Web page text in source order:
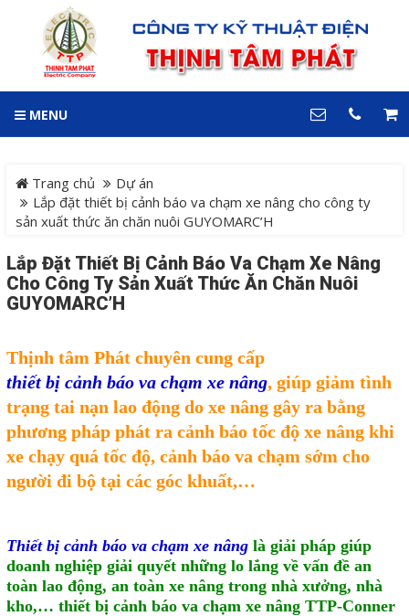
MENU
Trang chủ
Dự án
Lắp đặt thiết bị cảnh báo va chạm xe nâng cho công ty
sản xuất thức ăn chăn nuôi GUYOMARC’H
Lắp Đặt Thiết Bị Cảnh Báo Va Chạm Xe Nâng
Cho Công Ty Sản Xuất Thức Ăn Chăn Nuôi
GUYOMARC’H
Thịnh tâm Phát chuyên cung cấp
thiết bị cảnh báo va chạm xe nâng, giúp giảm tình
trạng tai nạn lao động do xe nâng gây ra bằng
phương pháp phát ra cảnh báo tốc độ xe nâng khi
xe chạy quá tốc độ, cảnh báo va chạm sớm cho
người đi bộ tại các góc khuất,…
Thiết bị cảnh báo va chạm xe nâng là giải pháp giúp
doanh nghiệp giải quyết những lo lắng về vấn đề an
toàn lao động, an toàn xe nâng trong nhà xưởng, nhà
kho,… thiết bị cảnh báo va chạm xe nâng TTP-Conner
Trang chủ
Dự án
Sản phẩm
Hệ Thống Cảnh Báo An
Hệ thống điều khiển giám
sát và thu thập dữ liệu
Giải pháp quản lý bằng mã
vạch
Bảng Led hiển thị nhiệt độ
độ ẩm
GIỎ HÀNG
LIÊN HỆ
0909 199 102
Địa chỉ
64 đường 24, KDC Hiệp
Thành 3, P. Hiệp Thành, TP.
0909 199 102
COPYRIGHT 2018. ALL RIGHTS RESERVED